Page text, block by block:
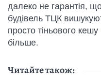
далеко не гарантія,
будівель ТЦК
просто тіньового
більше.
Читайте також: